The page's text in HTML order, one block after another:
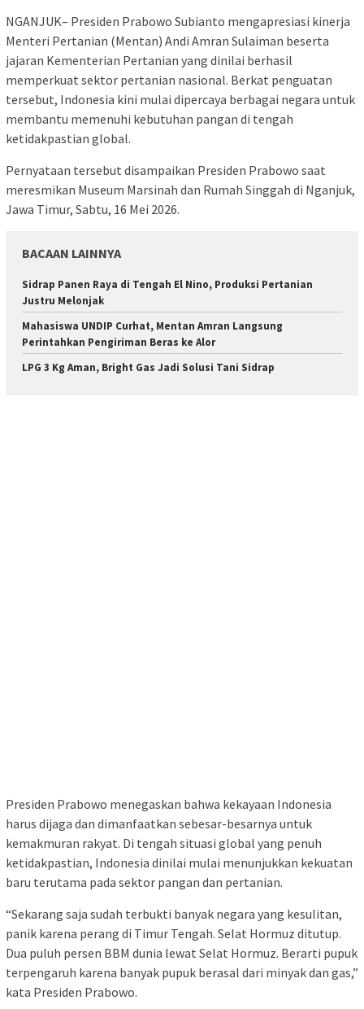
NGANJUK– Presiden Prabowo Subianto mengapresiasi kinerja
Menteri Pertanian (Mentan) Andi Amran Sulaiman beserta
jajaran Kementerian Pertanian yang dinilai berhasil
memperkuat sektor pertanian nasional. Berkat penguatan
tersebut, Indonesia kini mulai dipercaya berbagai negara untuk
membantu memenuhi kebutuhan pangan di tengah
ketidakpastian global.
Pernyataan tersebut disampaikan Presiden Prabowo saat
meresmikan Museum Marsinah dan Rumah Singgah di Nganjuk,
Jawa Timur, Sabtu, 16 Mei 2026.
BACAAN LAINNYA
Sidrap Panen Raya di Tengah El Nino, Produksi Pertanian
Justru Melonjak
Mahasiswa UNDIP Curhat, Mentan Amran Langsung
Perintahkan Pengiriman Beras ke Alor
LPG 3 Kg Aman, Bright Gas Jadi Solusi Tani Sidrap
Presiden Prabowo menegaskan bahwa kekayaan Indonesia
harus dijaga dan dimanfaatkan sebesar-besarnya untuk
kemakmuran rakyat. Di tengah situasi global yang penuh
ketidakpastian, Indonesia dinilai mulai menunjukkan kekuatan
baru terutama pada sektor pangan dan pertanian.
“Sekarang saja sudah terbukti banyak negara yang kesulitan,
panik karena perang di Timur Tengah. Selat Hormuz ditutup.
Dua puluh persen BBM dunia lewat Selat Hormuz. Berarti pupuk
terpengaruh karena banyak pupuk berasal dari minyak dan gas,”
kata Presiden Prabowo.